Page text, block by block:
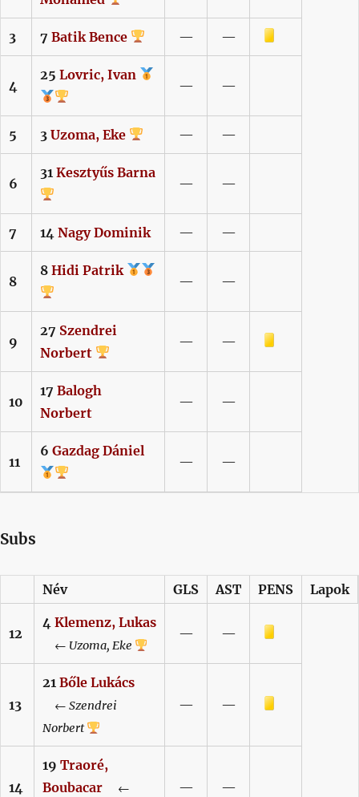
3 7 Batik Bence — —
Sárga lap
4
25 Lovric, Ivan
— —
5 3 Uzoma, Eke — —
6
31 Kesztyűs Barna
— —
7 14 Nagy Dominik — —
8
8 Hidi Patrik
— —
9
27 Szendrei
Norbert
— —
Sárga lap
10
17 Balogh
Norbert
— —
11
6 Gazdag Dániel
— —
Subs
Név GLS AST PENS Lapok
12
4 Klemenz, Lukas
← Uzoma, Eke
— —
Sárga lap
13
21 Bőle Lukács
← Szendrei
Norbert
— —
Sárga lap
14
19 Traoré,
Boubacar
← — —